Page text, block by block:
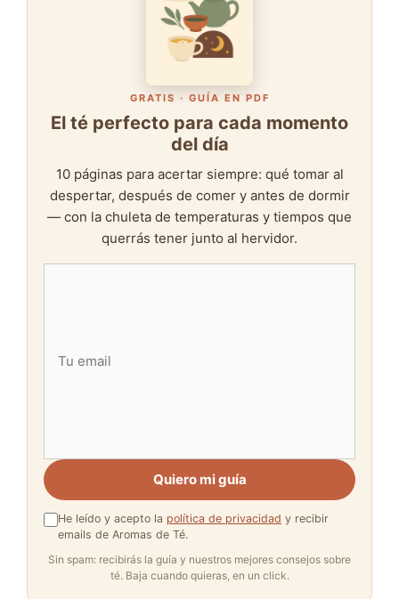
GRATIS · GUÍA EN PDF
El té perfecto para cada momento
del día
10 páginas para acertar siempre: qué tomar al
despertar, después de comer y antes de dormir
— con la chuleta de temperaturas y tiempos que
querrás tener junto al hervidor.
Quiero mi guía
He leído y acepto la política de privacidad y recibir
emails de Aromas de Té.
Sin spam: recibirás la guía y nuestros mejores consejos sobre
té. Baja cuando quieras, en un click.